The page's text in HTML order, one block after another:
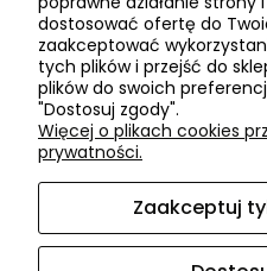
O firmie
Informacje o firmie
Kontakt
dacter.pl
Akcesoria meblowe DAC
Warszawa, woj.
602677377| NIP:
dostosować ofertę do
zaakceptować
tych plików i przejść do
plików do swoich
"Dostosuj zgody".
Więcej o plikach cookies
prywatności.
Zaakceptuj